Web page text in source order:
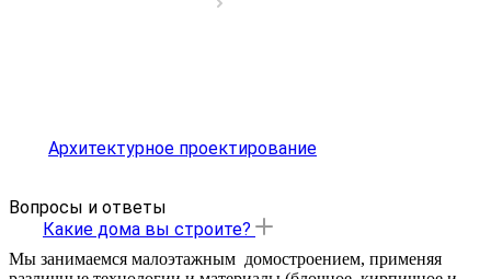
Архитектурное проектирование
Вопросы и ответы
Какие дома вы строите?
Мы занимаемся малоэтажным домостроением, применяя